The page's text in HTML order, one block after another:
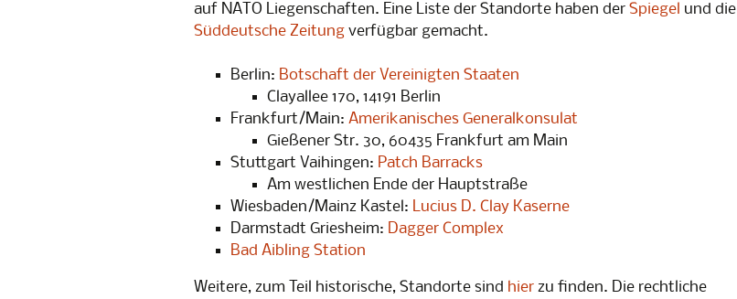
auf NATO Liegenschaften. Eine Liste der Standorte haben der Spiegel und die
Süddeutsche Zeitung verfügbar gemacht.
Berlin: Botschaft der Vereinigten Staaten
Clayallee 170, 14191 Berlin
Frankfurt/Main: Amerikanisches Generalkonsulat
Gießener Str. 30, 60435 Frankfurt am Main
Stuttgart Vaihingen: Patch Barracks
Am westlichen Ende der Hauptstraße
Wiesbaden/Mainz Kastel: Lucius D. Clay Kaserne
Darmstadt Griesheim: Dagger Complex
Bad Aibling Station
Weitere, zum Teil historische, Standorte sind hier zu finden. Die rechtliche